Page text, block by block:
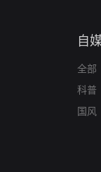
自
全部
科普
国风